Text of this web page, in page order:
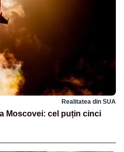
Realitatea din SUA
Moscovei: cel puțin cinci